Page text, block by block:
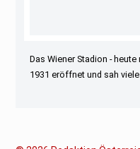
Das Wiener Stadion -
1931 eröffnet und sah